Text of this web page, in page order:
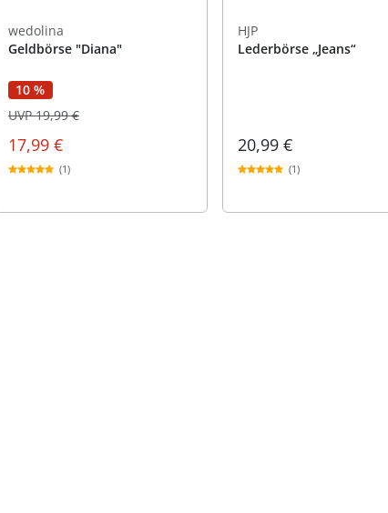
wedolina
Geldbörse "Diana"
10 %
17,99 €
UVP 19,99 €
(1)
HJP
Lederbörse „Jeans“
20,99 €
(1)